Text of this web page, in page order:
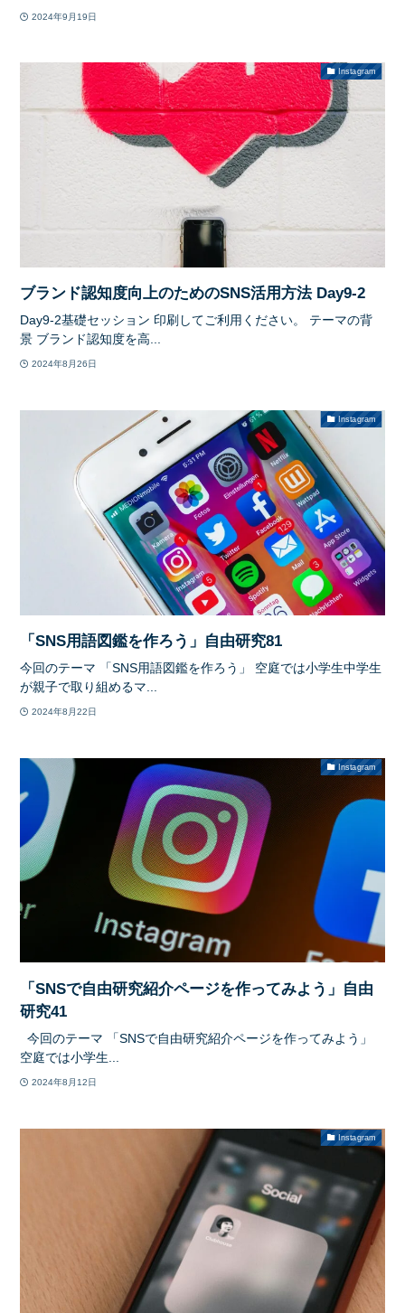
2024年9月19日
Instagram
ブランド認知度向上のためのSNS活用方法 Day9-2
Day9-2基礎セッション 印刷してご利用ください。 テーマの背
景 ブランド認知度を高...
2024年8月26日
Instagram
「SNS用語図鑑を作ろう」自由研究81
今回のテーマ 「SNS用語図鑑を作ろう」 空庭では小学生中学生
が親子で取り組めるマ...
2024年8月22日
Instagram
「SNSで自由研究紹介ページを作ってみよう」自由
研究41
今回のテーマ 「SNSで自由研究紹介ページを作ってみよう」
空庭では小学生...
2024年8月12日
Instagram